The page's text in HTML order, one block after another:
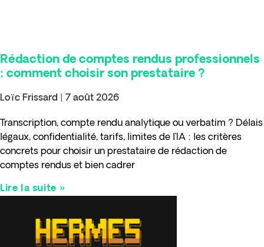
Rédaction de comptes rendus professionnels
: comment choisir son prestataire ?
Loïc Frissard 7 août 2026
Transcription, compte rendu analytique ou verbatim ? Délais
légaux, confidentialité, tarifs, limites de l’IA : les critères
concrets pour choisir un prestataire de rédaction de
comptes rendus et bien cadrer
Lire la suite »